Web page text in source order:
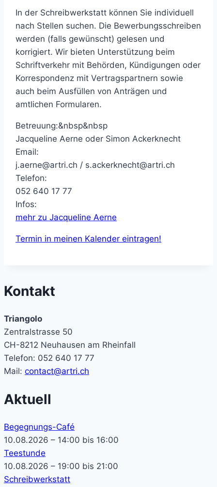
In der Schreibwerkstatt können Sie individuell
nach Stellen suchen. Die Bewerbungsschreiben
werden (falls gewünscht) gelesen und
korrigiert. Wir bieten Unterstützung beim
Schriftverkehr mit Behörden, Kündigungen oder
Korrespondenz mit Vertragspartnern sowie
auch beim Ausfüllen von Anträgen und
amtlichen Formularen.
Betreuung:&nbsp&nbsp
Jacqueline Aerne oder Simon Ackerknecht
Email:
j.aerne@artri.ch / s.ackerknecht@artri.ch
Telefon:
052 640 17 77
Infos:
mehr zu Jacqueline Aerne
Termin in meinen Kalender eintragen!
Kontakt
Triangolo
Zentralstrasse 50
CH-8212 Neuhausen am Rheinfall
Telefon: 052 640 17 77
Mail: contact@artri.ch
Aktuell
Begegnungs-Café
10.08.2026 – 14:00 bis 16:00
Teestunde
10.08.2026 – 19:00 bis 21:00
Schreibwerkstatt